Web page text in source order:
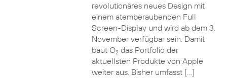
revolutionäres neues Design mit
einem atemberaubenden Full
Screen-Display und wird ab dem 3.
November verfügbar sein. Damit
baut O2das Portfolio der
aktuellsten Produkte von Apple
weiter aus. Bisher umfasst […]